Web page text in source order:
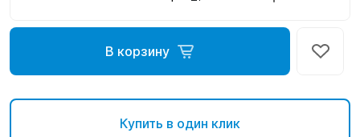
В корзину
Купить в один клик